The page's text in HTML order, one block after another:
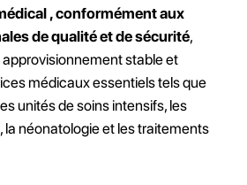
, conformément aux
de qualité et de sécurité,
stable et
médicaux essentiels tels que
unités de soins intensifs, les
la néonatologie et les traitements